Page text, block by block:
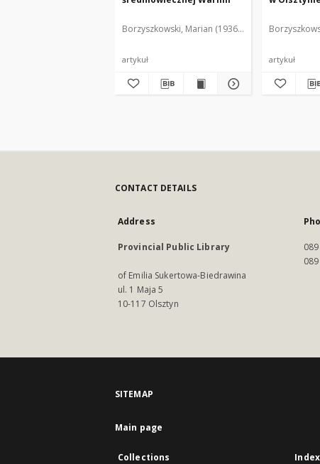
Borzyszkowski, Marian (1936-2001)
artykuł artykuł
CONTACT DETAILS
Address
Provincial Public Library
of Emilia Sukertowa-Biedrawina
ul. 1 Maja 5
10-117 Olsztyn
SITEMAP
Main page
Collections